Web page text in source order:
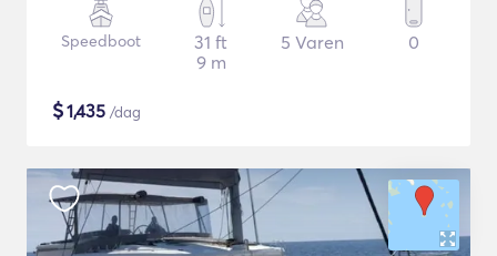
Speedboot
31 ft
9 m
5 Varen 0
$1,435 /dag